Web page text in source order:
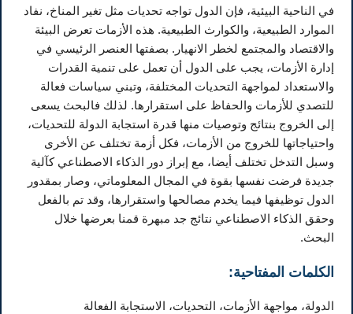
في الناحية البيئية، فإن الدول تواجه تحديات مثل تغير المناخ، نفاد
الموارد الطبيعية، والكوارث الطبيعية. هذه الأزمات تعرض البيئة
والاقتصاد والمجتمع لخطر الانهيار. بصفتها العنصر الرئيسي في
إدارة الأزمات، يجب على الدول أن تعمل على تنمية القدرات
والاستعداد لمواجهة التحديات المختلفة، وتبني سياسات فعالة
للتصدي للأزمات والحفاظ على استقرارها. لذلك فالبحث يسعى
إلى الخروج بنتائج وتوصيات منها قدرة استجابة الدولة للتحديات،
واحتياجاتها للخروج من الأزمات، فكل أزمة تختلف عن الأخرى
وسبل التدخل تختلف أيضا، مع إبراز دور الذكاء الاصطناعي كآلية
جديدة فرضت نفسها بقوة في المجال المعلوماتي، وصار بمقدور
الدول توظيفها فيما يخدم مصالحها واستقرارها، وقد تم بالفعل
وحقق الذكاء الاصطناعي نتائج جد مبهرة قمنا بعرضها خلال
البحث.
الكلمات المفتاحية:
الدولة، مواجهة الأزمات، التحديات، الاستجابة الفعالة